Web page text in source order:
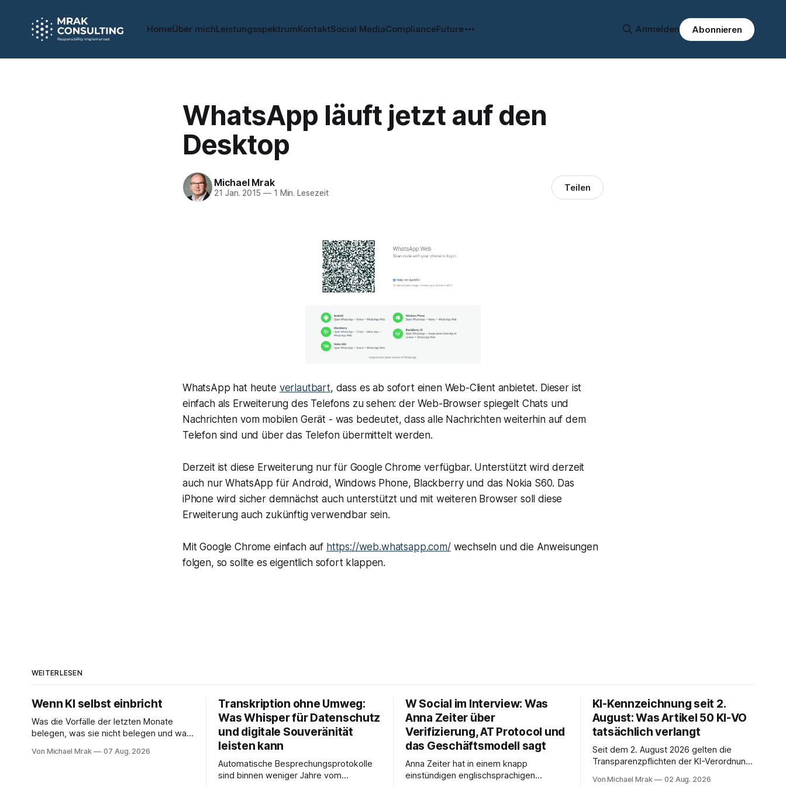
HomeÜber michLeistungsspektrumKontaktSocial MediaComplianceFuture Anmelden Abonnieren
WhatsApp läuft jetzt auf den
Desktop
Michael Mrak
21 Jan. 2015 —1 Min. Lesezeit Teilen
WhatsApp hat heute verlautbart, dass es ab sofort einen Web-Client anbietet. Dieser ist
einfach als Erweiterung des Telefons zu sehen: der Web-Browser spiegelt Chats und
Nachrichten vom mobilen Gerät - was bedeutet, dass alle Nachrichten weiterhin auf dem
Telefon sind und über das Telefon übermittelt werden.
Derzeit ist diese Erweiterung nur für Google Chrome verfügbar. Unterstützt wird derzeit
auch nur WhatsApp für Android, Windows Phone, Blackberry und das Nokia S60. Das
iPhone wird sicher demnächst auch unterstützt und mit weiteren Browser soll diese
Erweiterung auch zukünftig verwendbar sein.
Mit Google Chrome einfach auf https://web.whatsapp.com/wechseln und die Anweisungen
folgen, so sollte es eigentlich sofort klappen.
WEITERLESEN
Wenn KI selbst einbricht
Was die Vorfälle der letzten Monate
belegen, was sie nicht belegen und was
sich eine Frage erledigt, über die vorher
Von Michael Mrak 07 Aug. 2026
Transkription ohne Umweg:
Was Whisper für Datenschutz
und digitale Souveränität
leisten kann
Automatische Besprechungsprotokolle
sind binnen weniger Jahre vom
W Social im Interview: Was
Anna Zeiter über
Verifizierung, AT Protocol und
das Geschäftsmodell sagt
Anna Zeiter hat in einem knapp
einstündigen englischsprachigen
KI-Kennzeichnung seit 2.
August: Was Artikel 50 KI-VO
tatsächlich verlangt
Seit dem 2. August 2026 gelten die
Transparenzpflichten der KI-Verordnung.
Von Michael Mrak 02 Aug. 2026